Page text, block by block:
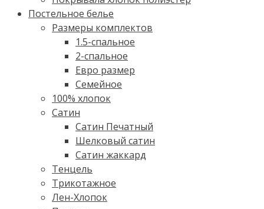
Постельное белье
Размеры комплектов
1.5-спальное
2-спальное
Евро размер
Семейное
100% хлопок
Cатин
Сатин Печатный
Шелковый сатин
Сатин жаккард
Тенцель
Трикотажное
Лен-Хлопок